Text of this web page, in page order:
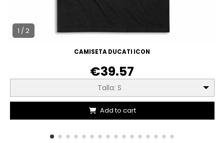
1 / 2
CAMISETA DUCATI ICON
€39.57
Talla: S
Add to cart